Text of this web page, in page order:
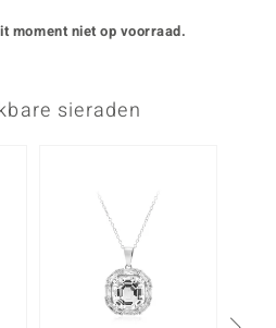
moment niet op voorraad.
sieraden